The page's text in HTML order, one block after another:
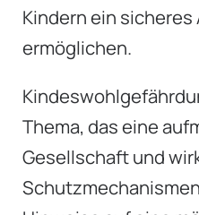
Kindern ein
ermöglichen.
Thema, das eine
Gesellschaft und